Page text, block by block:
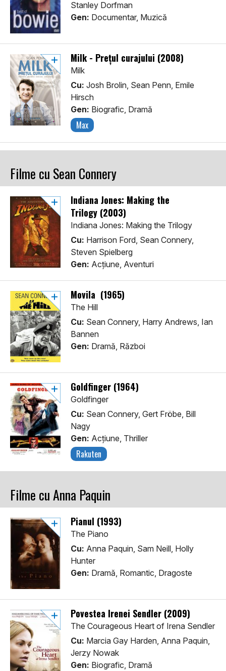
Stanley Dorfman
Gen: Documentar, Muzică
Milk - Prețul curajului (2008)
Milk
Cu: Josh Brolin, Sean Penn, Emile
Hirsch
Gen: Biografic, Dramă
Max
Filme cu Sean Connery
Indiana Jones: Making the
Trilogy (2003)
Indiana Jones: Making the Trilogy
Cu: Harrison Ford, Sean Connery,
Steven Spielberg
Gen: Acţiune, Aventuri
Movila (1965)
The Hill
Cu: Sean Connery, Harry Andrews, Ian
Bannen
Gen: Dramă, Război
Goldfinger (1964)
Goldfinger
Cu: Sean Connery, Gert Fröbe, Bill
Nagy
Gen: Acţiune, Thriller
Rakuten
Filme cu Anna Paquin
Pianul (1993)
The Piano
Cu: Anna Paquin, Sam Neill, Holly
Hunter
Gen: Dramă, Romantic, Dragoste
Povestea Irenei Sendler (2009)
The Courageous Heart of Irena Sendler
Cu: Marcia Gay Harden, Anna Paquin,
Jerzy Nowak
Gen: Biografic, Dramă